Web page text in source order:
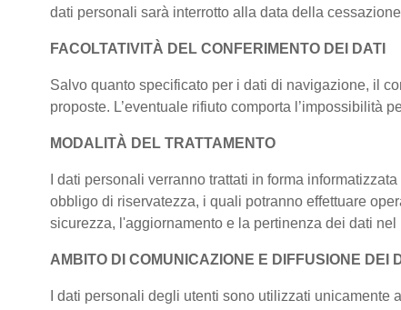
dati personali sarà interrotto alla data della
FACOLTATIVITÀ DEL CONFERIMENTO DEI DATI
Salvo quanto specificato per i dati di navigazione, il
proposte. L’eventuale rifiuto comporta l’impossibilità
MODALITÀ DEL TRATTAMENTO
I dati personali verranno trattati in forma
obbligo di riservatezza, i quali potranno effettuare
sicurezza, l'aggiornamento e la pertinenza dei dati
AMBITO DI COMUNICAZIONE E DIFFUSIONE DEI
I dati personali degli utenti sono utilizzati